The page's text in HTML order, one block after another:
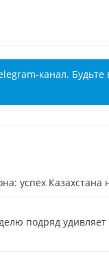
канал. Будьте
успех Казахстана
подряд удивляет